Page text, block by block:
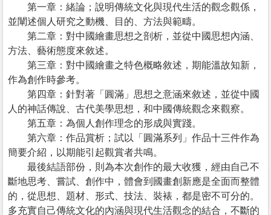
第一章：緒論；說明傳統文化與現代生活的觀念觀係，
並闡述個人研究之動機、目的、方法與範疇。
第二章：對中國繪畫思想之剖析，並從中國思想內涵、
方法、藝術態度來敘述。
第三章：對中國繪畫之特色概略敘述，期能溫故知新，
作為創作時參考。
第四章：針對著「圓滿」思想之意涵來敘述，並從中國
人的神話傳說、古代美學思想，和中國傳統觀念來觀察。
第五章：為個人創作理念的形成與實踐。
第六章：作品賞析；試以「圓滿系列」作品十三件作為
簡要介紹，以期能引起觀賞者共鳴。
最後結語部份，則為本次創作的最大收獲，經由自己不
斷地思考、嘗試、創作中，體會到國畫創新應是全面而整體
的，從思想、題材、形式、技法、裝裱，都是密不可分的。
多充實自己傳統文化的內涵與現代生活觀念的結合，不斷的